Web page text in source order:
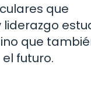
que
que
futuro.